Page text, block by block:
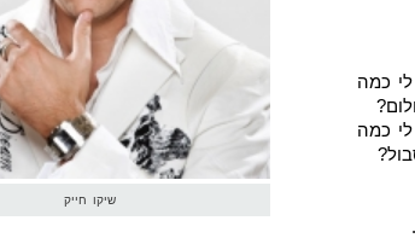
שיקו חייק
לי כמה
לי כמה